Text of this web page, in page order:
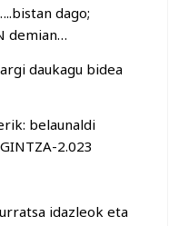
dago;
demian…
daukagu bidea
belaunaldi
2.023
idazleok eta